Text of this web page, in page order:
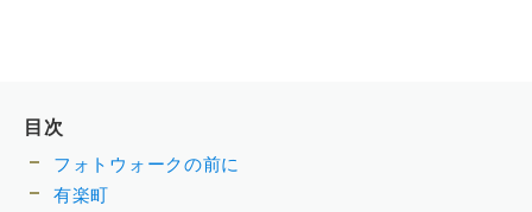
目次
フォトウォークの前に
有楽町